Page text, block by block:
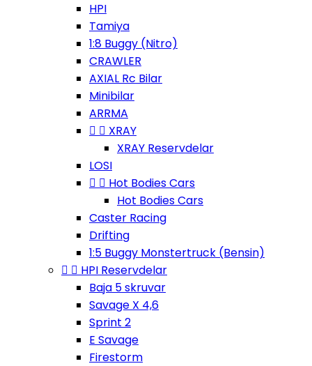
HPI
Tamiya
1:8 Buggy (Nitro)
CRAWLER
AXIAL Rc Bilar
Minibilar
ARRMA
  XRAY
XRAY Reservdelar
LOSI
  Hot Bodies Cars
Hot Bodies Cars
Caster Racing
Drifting
1:5 Buggy Monstertruck (Bensin)
  HPI Reservdelar
Baja 5 skruvar
Savage X 4,6
Sprint 2
E Savage
Firestorm